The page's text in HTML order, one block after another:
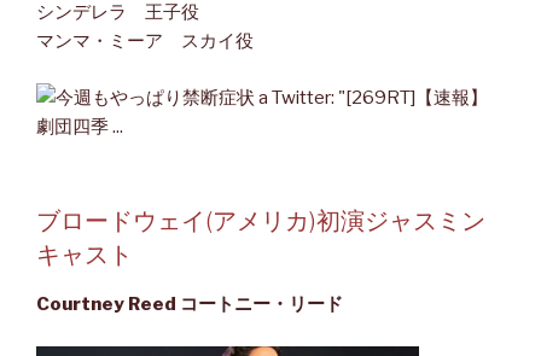
シンデレラ 王子役
マンマ・ミーア スカイ役
ブロードウェイ(アメリカ)初演ジャスミン
キャスト
Courtney Reed コートニー・リード